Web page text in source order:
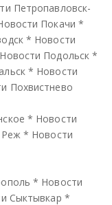
Петропавловск-
Покачи *
* Новости
Новости Подольск *
* Новости
Похвистнево
* Новости
* Новости
* Новости
Сыктывкар *